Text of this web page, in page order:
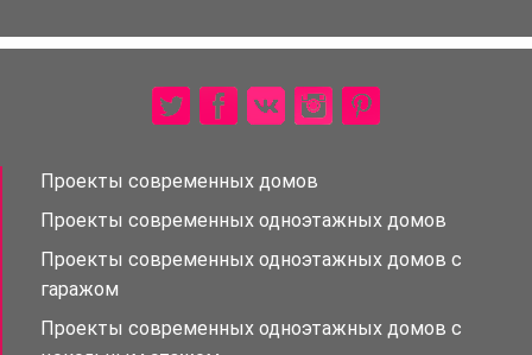
Проекты современных домов
Проекты современных одноэтажных домов
Проекты современных одноэтажных домов с
гаражом
Проекты современных одноэтажных домов с